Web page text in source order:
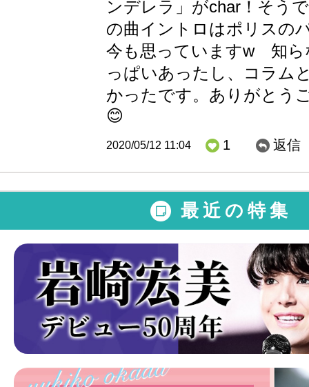
ンデレラ」がchar！そう
の曲イントロはポリスの
今も思っていますw 知ら
っぱいあったし、コラム
かったです。ありがとう
😊
2020/05/12 11:04 1 返信
最近の特集